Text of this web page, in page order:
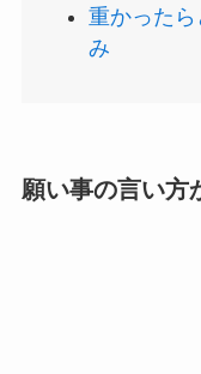
重かった
み
願い事の言い方